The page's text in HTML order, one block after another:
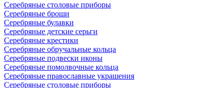
Серебряные столовые приборы
Серебряные броши
Серебряные булавки
Серебряные детские серьги
Серебряные крестики
Серебряные обручальные кольца
Серебряные подвески иконы
Серебряные помолвочные кольца
Серебряные православные украшения
Серебряные столовые приборы